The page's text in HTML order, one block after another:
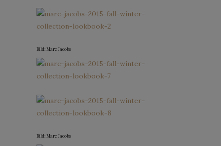
Bild: Marc Jacobs
Bild: Marc Jacobs